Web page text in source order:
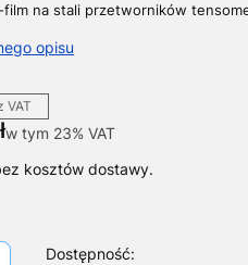
na stali przetworników
opisu
VAT
w tym 23% VAT
w tym 23% VAT
kosztów dostawy.
Dostępność: